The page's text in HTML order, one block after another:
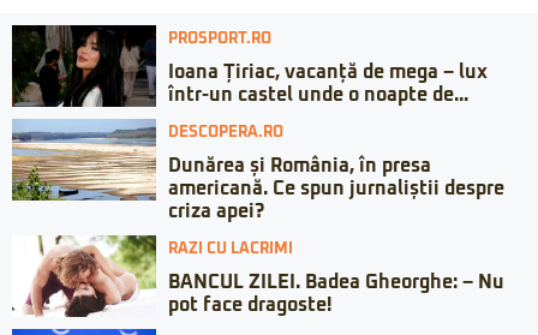
PROSPORT.RO
Ioana Țiriac, vacanță de mega – lux
într-un castel unde o noapte de...
DESCOPERA.RO
Dunărea și România, în presa
americană. Ce spun jurnaliștii despre
criza apei?
RAZI CU LACRIMI
BANCUL ZILEI. Badea Gheorghe: – Nu
pot face dragoste!